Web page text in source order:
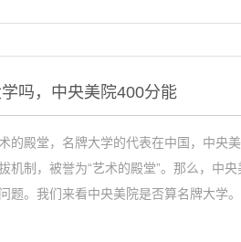
吗，中央美院400分能
的殿堂，名牌大学的代表在中国，中央
机制，被誉为“艺术的殿堂”。那么，中
题。我们来看中央美院是否算名牌大学